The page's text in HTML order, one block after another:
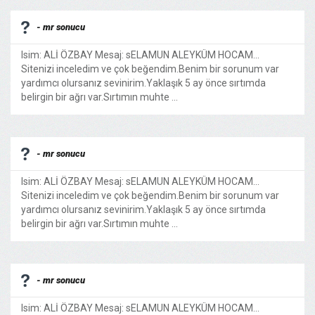
- mr sonucu
Isim: ALİ ÖZBAY Mesaj: sELAMUN ALEYKÜM HOCAM...
Sitenizi inceledim ve çok beğendim.Benim bir sorunum var
yardımcı olursanız sevinirim.Yaklaşık 5 ay önce sırtımda
belirgin bir ağrı var.Sırtımın muhte ...
- mr sonucu
Isim: ALİ ÖZBAY Mesaj: sELAMUN ALEYKÜM HOCAM...
Sitenizi inceledim ve çok beğendim.Benim bir sorunum var
yardımcı olursanız sevinirim.Yaklaşık 5 ay önce sırtımda
belirgin bir ağrı var.Sırtımın muhte ...
- mr sonucu
Isim: ALİ ÖZBAY Mesaj: sELAMUN ALEYKÜM HOCAM...